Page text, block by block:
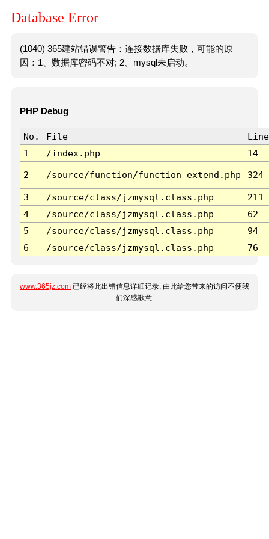
Database Error
(1040) 365建站错误警告：连接数据库失败，可能的原
因：1、数据库密码不对; 2、mysql未启动。
PHP Debug
No. File
Line
1
/index.php 14
2 /source/function/function_extend.php 324
3 /source/class/jzmysql.class.php
211
4
/source/class/jzmysql.class.php
62
5
/source/class/jzmysql.class.php
94
6
/source/class/jzmysql.class.php 76
www.365jz.com 已经将此出错信息详细记录, 由此给您带来的访问不便我
们深感歉意.